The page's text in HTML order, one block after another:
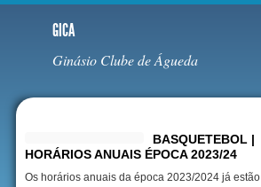
GICA
Ginásio Clube de Águeda
BASQUETEBOL |
HORÁRIOS ANUAIS ÉPOCA 2023/24
Os horários anuais da época 2023/2024 já estão